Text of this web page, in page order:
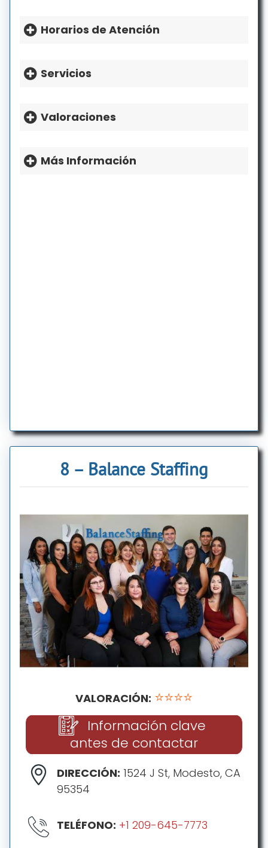
Horarios de Atención
Lunes: 7:30a.m.-5:30p.m.
Jueves: 7:30a.m.-5:30p.m.
Sábado: Cerrado
Domingo: Cerrado
Servicios
Valoraciones
Más Información
8 – Balance Staffing
VALORACIÓN: ⭐⭐⭐⭐
Información clave
antes de contactar
DIRECCIÓN: 1524 J St, Modesto, CA
95354
TELÉFONO: +1 209-645-7773